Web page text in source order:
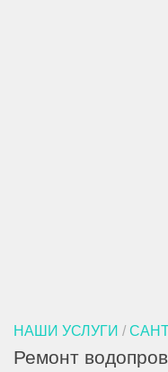
НАШИ УСЛУГИ /
Ремонт